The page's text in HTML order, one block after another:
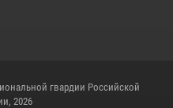
гвардии Российской
2026